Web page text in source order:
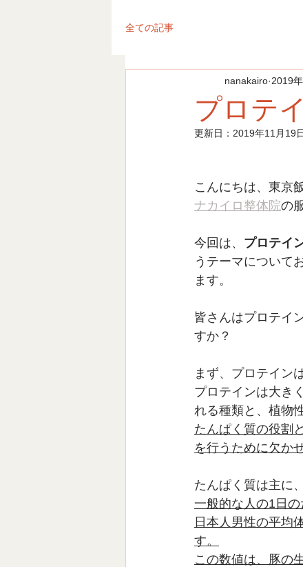
全ての記事
プロテ
nanakairo 2019
更新日： 2019年11月19
こんにちは、東京
ナカイロ整体院の
今回は、 プロテイ
うテーマについて
ます。
皆さんはプロテイ
すか？
まず、プロテイン
プロテインは大き
れる種類と、植物
たんぱく質の役割
を行うために欠か
たんぱく質は主に
一般的な人の1日
日本人男性の平均
す。
この数値は、豚の